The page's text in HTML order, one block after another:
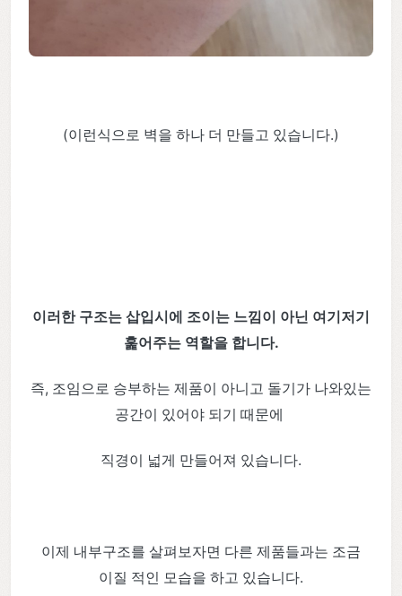
(이런식으로 벽을 하나 더 만들고 있습니다.)
이러한 구조는 삽입시에 조이는 느낌이 아닌 여기저기
훑어주는 역할을 합니다.
즉, 조임으로 승부하는 제품이 아니고 돌기가 나와있는
공간이 있어야 되기 때문에
직경이 넓게 만들어져 있습니다.
이제 내부구조를 살펴보자면 다른 제품들과는 조금
이질 적인 모습을 하고 있습니다.